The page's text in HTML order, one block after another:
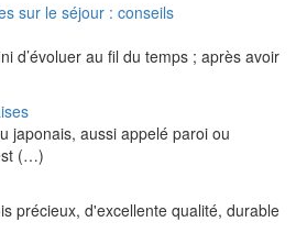
sur le séjour : conseils
d’évoluer au fil du temps ; après avoir
japonais, aussi appelé paroi ou
(…)
précieux, d'excellente qualité, durable